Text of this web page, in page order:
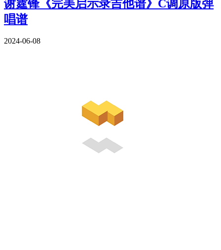
谢霆锋《完美启示录吉他谱》C调原版弹
唱谱
2024-06-08